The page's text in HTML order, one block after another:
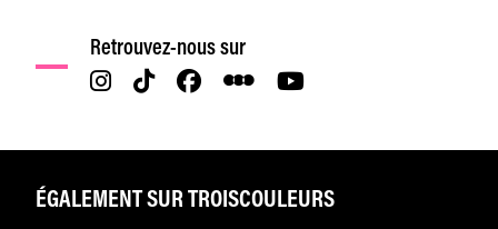
Retrouvez-nous sur
ÉGALEMENT SUR TROISCOULEURS